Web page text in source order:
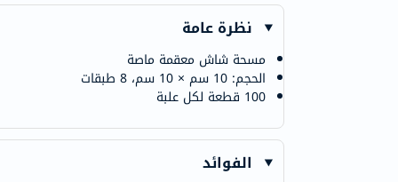
نظرة عامة
مسحة شاش معقمة ماصة
الحجم: 10 سم × 10 سم، 8 طبقات
100 قطعة لكل علبة
الفوائد